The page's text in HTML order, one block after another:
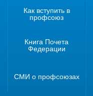
Как вступить в
профсоюз
Книга Почета
Федерации
СМИ о профсоюзах